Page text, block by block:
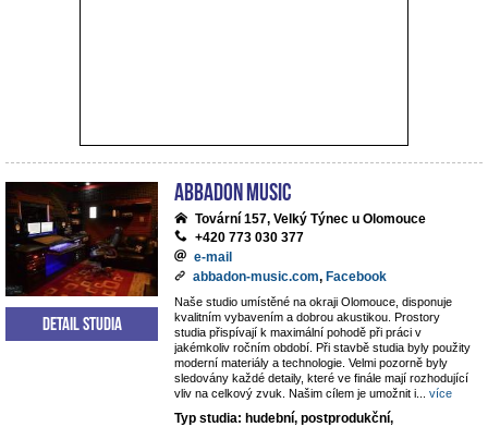
ABBADON Music
Tovární 157, Velký Týnec u Olomouce
+420 773 030 377
e-mail
abbadon-music.com, Facebook
Naše studio umístěné na okraji Olomouce, disponuje
kvalitním vybavením a dobrou akustikou. Prostory
studia přispívají k maximální pohodě při práci v
jakémkoliv ročním období. Při stavbě studia byly použity
moderní materiály a technologie. Velmi pozorně byly
sledovány každé detaily, které ve finále mají rozhodující
vliv na celkový zvuk. Našim cílem je umožnit i
více
Typ studia: hudební, postprodukční,
Detail studia